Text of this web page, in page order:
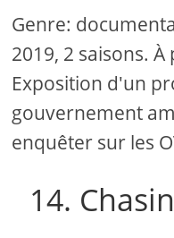
Genre:
2019, 2 saisons.
Exposition d'un
gouvernement
enquêter sur les
14.